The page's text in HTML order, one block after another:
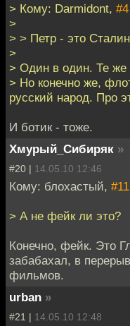
> Кому: Darmidont, #4
>
> > Петр - это
>
> Один в один. Те же
> Но конечно же,
русский народ. Про
И ботик - тоже.
Хмурый_Сибиряк »
#20 | 14.05.10 12:46
Кому: блохастый, #11
> А не фейк ли это?
Конечно, фейк. Это
забабахал, в
фильмов.
urban »
#21 | 14.05.10 12:48